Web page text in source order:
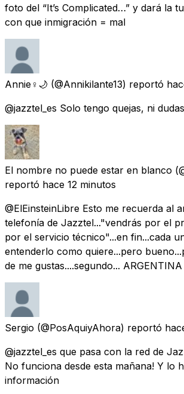
foto del “It’s Complicated…” y dará la
con que inmigración = mal
Annie♀️🌙 (@Annikilante13) reportó
@jazztel_es Solo tengo quejas, ni
El nombre no puede estar en blanco
reportó hace 12 minutos
@ElEinsteinLibre Esto me recuerda al
telefonía de Jazztel..."vendrás por el
por el servicio técnico"...en fin...cada
entenderlo como quiere...pero
de me gustas....segundo... ARGENTINA
Sergio (@PosAquiyAhora) reportó
@jazztel_es que pasa con la red de
No funciona desde esta mañana! Y lo
información